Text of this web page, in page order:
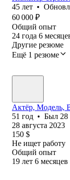
45 лет •
60 000 ₽
Общий опыт
24 года 6
Другие резюме
Ещё 1 резюме
Актёр, Модель,
51 год • Был 28
28 августа 2023
150 $
Не ищет работу
Общий опыт
19 лет 6 месяцев